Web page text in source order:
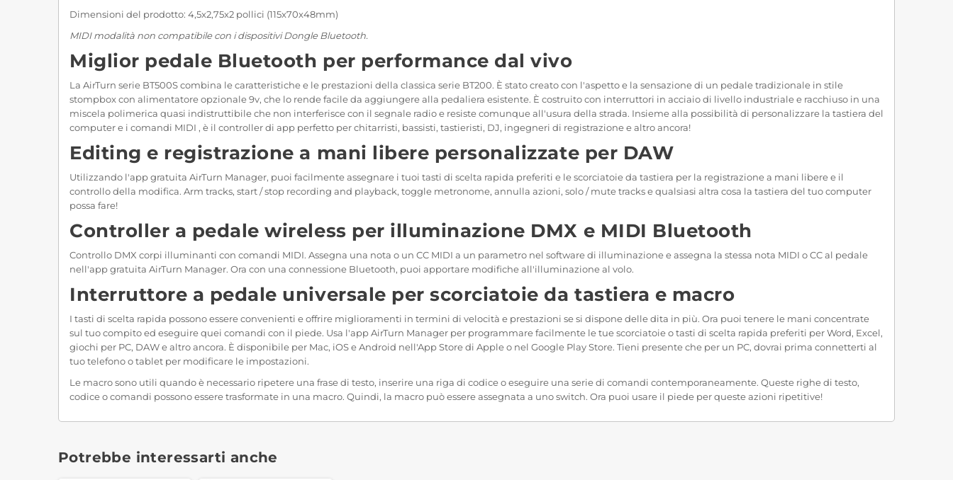
Dimensioni del prodotto: 4,5x2,75x2 pollici (115x70x48mm)
MIDI modalità non compatibile con i dispositivi Dongle Bluetooth.
Miglior pedale Bluetooth per performance dal vivo
La AirTurn serie BT500S combina le caratteristiche e le prestazioni della classica serie BT200. È stato creato con l'aspetto e la sensazione di un pedale tradizionale in stile
stompbox con alimentatore opzionale 9v, che lo rende facile da aggiungere alla pedaliera esistente. È costruito con interruttori in acciaio di livello industriale e racchiuso in una
miscela polimerica quasi indistruttibile che non interferisce con il segnale radio e resiste comunque all'usura della strada. Insieme alla possibilità di personalizzare la tastiera del
computer e i comandi MIDI , è il controller di app perfetto per chitarristi, bassisti, tastieristi, DJ, ingegneri di registrazione e altro ancora!
Editing e registrazione a mani libere personalizzate per DAW
Utilizzando l'app gratuita AirTurn Manager, puoi facilmente assegnare i tuoi tasti di scelta rapida preferiti e le scorciatoie da tastiera per la registrazione a mani libere e il
controllo della modifica. Arm tracks, start / stop recording and playback, toggle metronome, annulla azioni, solo / mute tracks e qualsiasi altra cosa la tastiera del tuo computer
possa fare!
Controller a pedale wireless per illuminazione DMX e MIDI Bluetooth
Controllo DMX corpi illuminanti con comandi MIDI. Assegna una nota o un CC MIDI a un parametro nel software di illuminazione e assegna la stessa nota MIDI o CC al pedale
nell'app gratuita AirTurn Manager. Ora con una connessione Bluetooth, puoi apportare modifiche all'illuminazione al volo.
Interruttore a pedale universale per scorciatoie da tastiera e macro
I tasti di scelta rapida possono essere convenienti e offrire miglioramenti in termini di velocità e prestazioni se si dispone delle dita in più. Ora puoi tenere le mani concentrate
sul tuo compito ed eseguire quei comandi con il piede. Usa l'app AirTurn Manager per programmare facilmente le tue scorciatoie o tasti di scelta rapida preferiti per Word, Excel,
giochi per PC, DAW e altro ancora. È disponibile per Mac, iOS e Android nell'App Store di Apple o nel Google Play Store. Tieni presente che per un PC, dovrai prima connetterti al
tuo telefono o tablet per modificare le impostazioni.
Le macro sono utili quando è necessario ripetere una frase di testo, inserire una riga di codice o eseguire una serie di comandi contemporaneamente. Queste righe di testo,
codice o comandi possono essere trasformate in una macro. Quindi, la macro può essere assegnata a uno switch. Ora puoi usare il piede per queste azioni ripetitive!
Potrebbe interessarti anche